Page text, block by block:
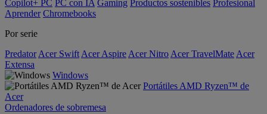
Copilot+ PC PC con IA Gaming Productos sostenibles Profesional
Aprender Chromebooks
Por serie
Predator Acer Swift Acer Aspire Acer Nitro Acer TravelMate Acer
Extensa
Windows
Portátiles AMD Ryzen™ de
Acer
Ordenadores de sobremesa